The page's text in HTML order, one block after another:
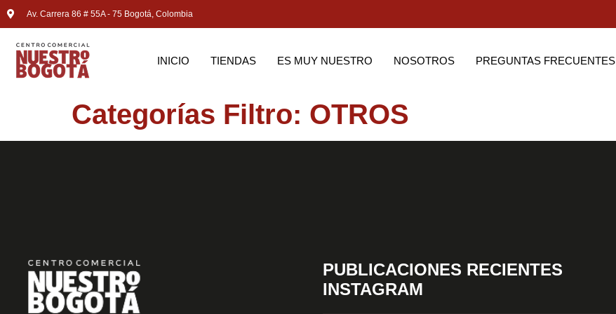
Av. Carrera 86 # 55A - 75 Bogotá, Colombia
INICIO TIENDAS ES MUY NUESTRO NOSOTROS PREGUNTAS FRECUENTES
Categorías Filtro: OTROS
PUBLICACIONES RECIENTES
INSTAGRAM